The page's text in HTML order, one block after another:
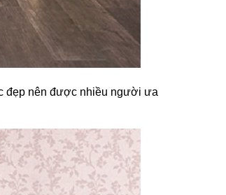
đẹp nên được nhiều người ưa